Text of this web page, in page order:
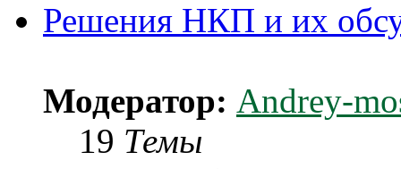
Решения НКП и их
Модератор: Andrey-
19 Темы